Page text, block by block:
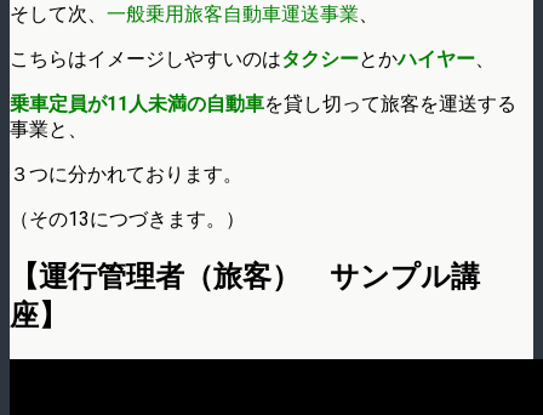
そして次、 一般乗用旅客自動車運送事業、
こちらはイメージしやすいのはタクシーとかハイヤー、
乗車定員が11人未満の自動車を貸し切って旅客を運送する
事業と、
３つに分かれております。
（その13につづきます。）
【運行管理者（旅客） サンプル講
座】